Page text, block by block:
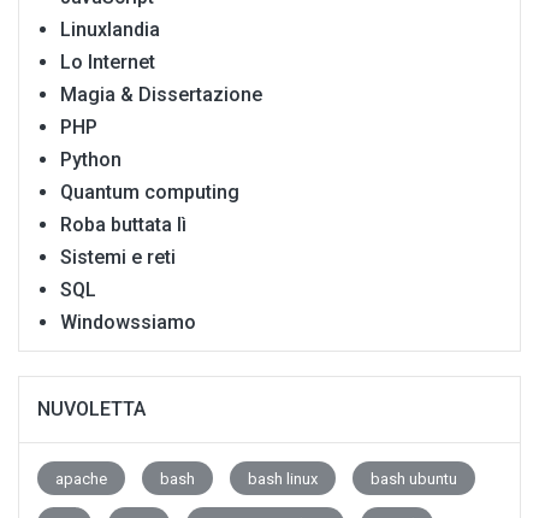
Linuxlandia
Lo Internet
Magia & Dissertazione
PHP
Python
Quantum computing
Roba buttata lì
Sistemi e reti
SQL
Windowssiamo
NUVOLETTA
apache bash bash linux bash ubuntu